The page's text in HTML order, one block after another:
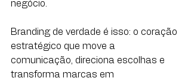
negócio.
Branding de verdade é isso: o coração
estratégico que move a
comunicação, direciona escolhas e
transforma marcas em